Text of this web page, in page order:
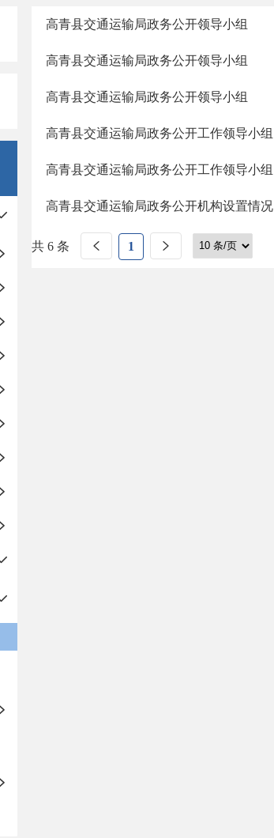
高青县交通运输局政务公开领导小组
高青县交通运输局政务公开领导小组
高青县交通运输局政务公开领导小组
高青县交通运输局政务公开工作领导小组
高青县交通运输局政务公开工作领导小组
高青县交通运输局政务公开机构设置情况
共 6 条 1